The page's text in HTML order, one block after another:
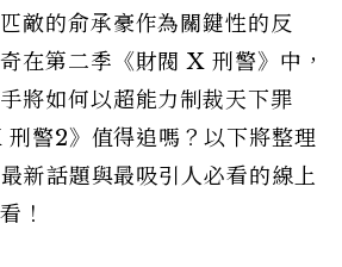
敵的俞承豪作為關鍵性的反
在第二季《財閥 X 刑警》中，
將如何以超能力制裁天下罪
警2》值得追嗎？以下將整理
新話題與最吸引人必看的線上
！